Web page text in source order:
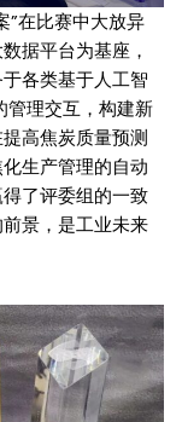
”在比赛中大放异
据平台为基座，
各类基于人工智
管理交互，构建新
高焦炭质量预测
生产管理的自动
了评委组的一致
景，是工业未来